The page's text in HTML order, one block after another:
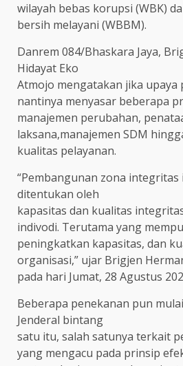
wilayah bebas korupsi (WBK)
bersih melayani (WBBM).
Danrem 084/Bhaskara Jaya,
Hidayat Eko
Atmojo mengatakan jika upaya
nantinya menyasar beberapa
manajemen perubahan,
laksana,manajemen SDM
kualitas pelayanan.
“Pembangunan zona integritas
ditentukan oleh
kapasitas dan kualitas
indivodi. Terutama yang
peningkatkan kapasitas, dan
organisasi,” ujar Brigjen
pada hari Jumat, 28 Agustus
Beberapa penekanan pun
Jenderal bintang
satu itu, salah satunya terkait
yang mengacu pada prinsip